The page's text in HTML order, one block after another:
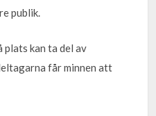
publik.
plats kan ta del av
får minnen att